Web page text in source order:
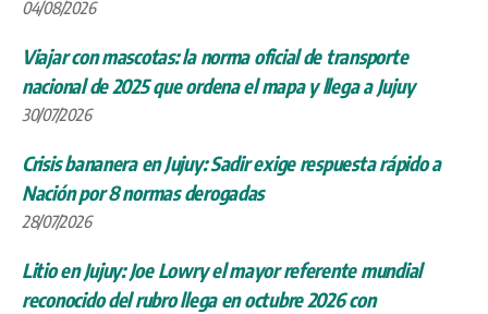
04/08/2026
Viajar con mascotas: la norma oficial de transporte
nacional de 2025 que ordena el mapa y llega a Jujuy
30/07/2026
Crisis bananera en Jujuy: Sadir exige respuesta rápido a
Nación por 8 normas derogadas
28/07/2026
Litio en Jujuy: Joe Lowry el mayor referente mundial
reconocido del rubro llega en octubre 2026 con